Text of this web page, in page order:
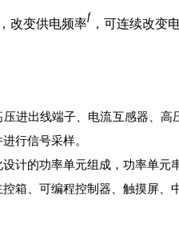
，改变供电频率
f
，可连续改变
压进出线端子、电流互感器、
行信号采样。
计的功率单元组成，功率单元
箱、可编程控制器、触摸屏、